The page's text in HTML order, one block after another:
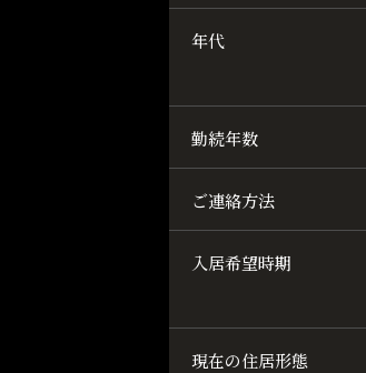
年代
勤続年数
ご連絡方法
入居希望時期
現在の住居形態